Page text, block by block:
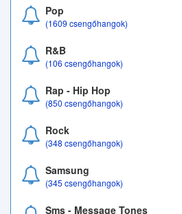
Pop
(1609 csengőhangok)
R&B
(106 csengőhangok)
Rap - Hip Hop
(850 csengőhangok)
Rock
(348 csengőhangok)
Samsung
(345 csengőhangok)
Sms - Message Tones